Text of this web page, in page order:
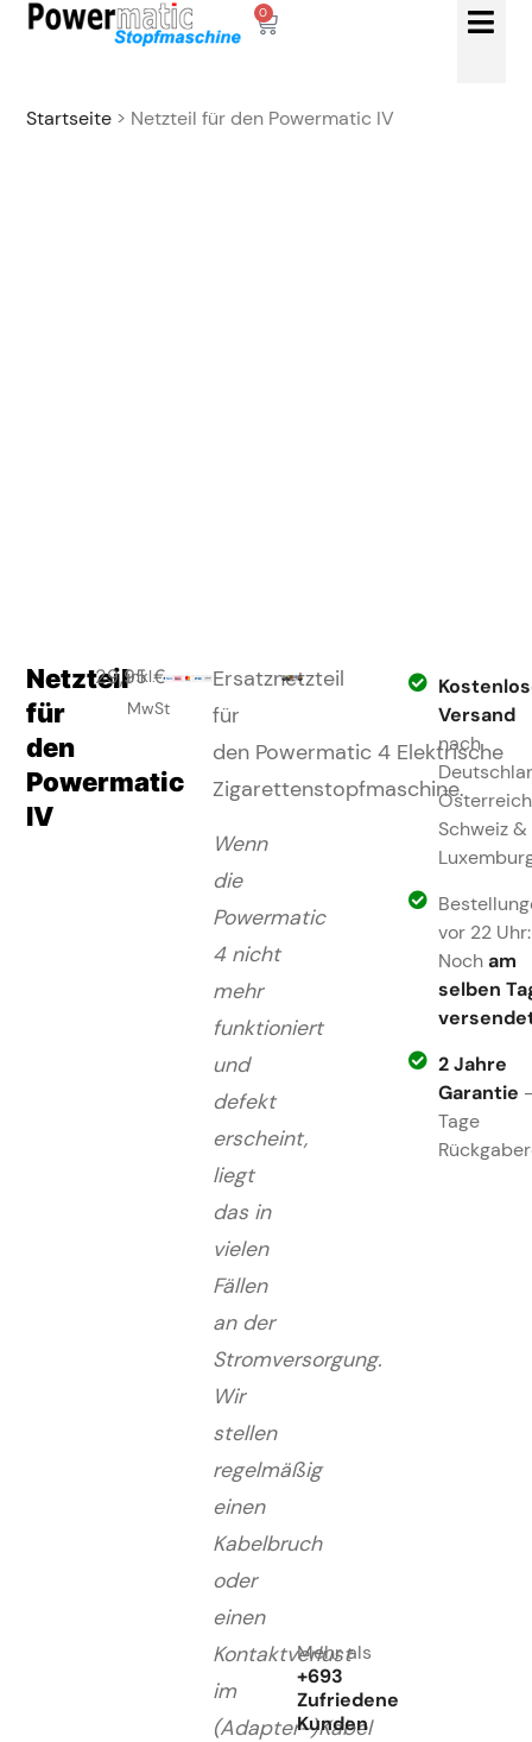
0
Startseite > Netzteil für den Powermatic IV
Netzteil
für
den
Powermatic
IV
29,95€
inkl.
MwSt
Ersatznetzteil
für
den Powermatic 4 Elektrische
Zigarettenstopfmaschine.
Wenn
die
Powermatic
4 nicht
mehr
funktioniert
und
defekt
erscheint,
liegt
das in
vielen
Fällen
an der
Stromversorgung.
Wir
stellen
regelmäßig
einen
Kabelbruch
oder
einen
Kontaktverlust
im
(Adapter-)Kabel
Mehr als
+693
Zufriedene
Kunden
Versand
nach
Schweiz &
vor 22 Uhr:
Nocham
selben
2 Jahre
Garantie
Tage